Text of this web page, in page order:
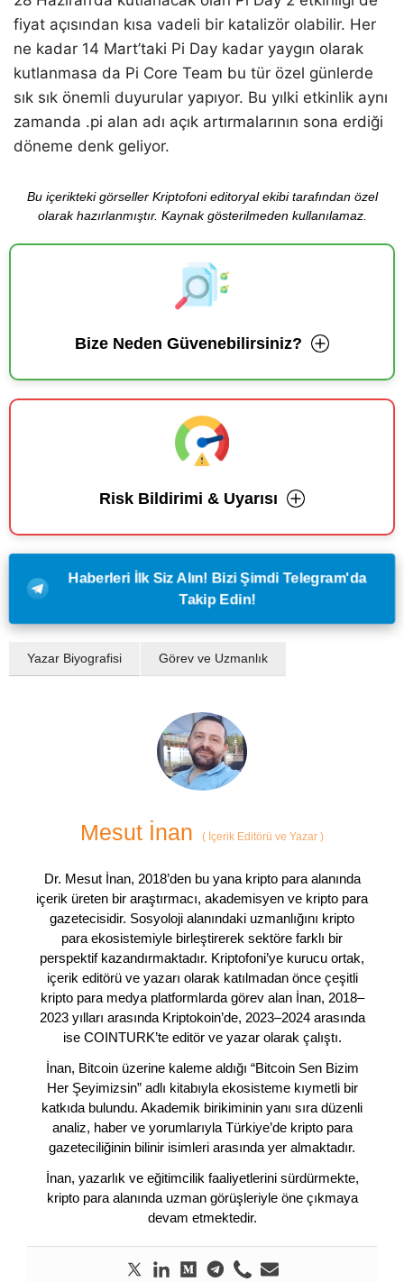
fiyat açısından kısa vadeli bir katalizör olabilir. Her
ne kadar 14 Mart’taki Pi Day kadar yaygın olarak
kutlanmasa da Pi Core Team bu tür özel günlerde
sık sık önemli duyurular yapıyor. Bu yılki etkinlik aynı
zamanda .pi alan adı açık artırmalarının sona erdiği
döneme denk geliyor.
Bu içerikteki görseller Kriptofoni editoryal ekibi tarafından özel
olarak hazırlanmıştır. Kaynak gösterilmeden kullanılamaz.
Bize Neden Güvenebilirsiniz?
Risk Bildirimi & Uyarısı
Haberleri İlk Siz Alın! Bizi Şimdi Telegram'da
Takip Edin!
Yazar Biyografisi Görev ve Uzmanlık
Mesut İnan ( İçerik Editörü ve Yazar )
Dr. Mesut İnan, 2018’den bu yana kripto para alanında
içerik üreten bir araştırmacı, akademisyen ve kripto para
gazetecisidir. Sosyoloji alanındaki uzmanlığını kripto
para ekosistemiyle birleştirerek sektöre farklı bir
perspektif kazandırmaktadır. Kriptofoni’ye kurucu ortak,
içerik editörü ve yazarı olarak katılmadan önce çeşitli
kripto para medya platformlarda görev alan İnan, 2018–
2023 yılları arasında Kriptokoin’de, 2023–2024 arasında
ise COINTURK’te editör ve yazar olarak çalıştı.
İnan, Bitcoin üzerine kaleme aldığı “Bitcoin Sen Bizim
Her Şeyimizsin” adlı kitabıyla ekosisteme kıymetli bir
katkıda bulundu. Akademik birikiminin yanı sıra düzenli
analiz, haber ve yorumlarıyla Türkiye’de kripto para
gazeteciliğinin bilinir isimleri arasında yer almaktadır.
İnan, yazarlık ve eğitimcilik faaliyetlerini sürdürmekte,
kripto para alanında uzman görüşleriyle öne çıkmaya
devam etmektedir.